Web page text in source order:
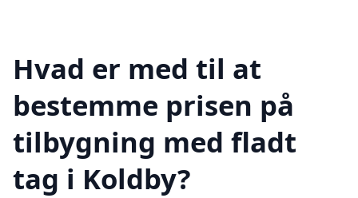
Hvad er med til at
bestemme prisen på
tilbygning med fladt
tag i Koldby?